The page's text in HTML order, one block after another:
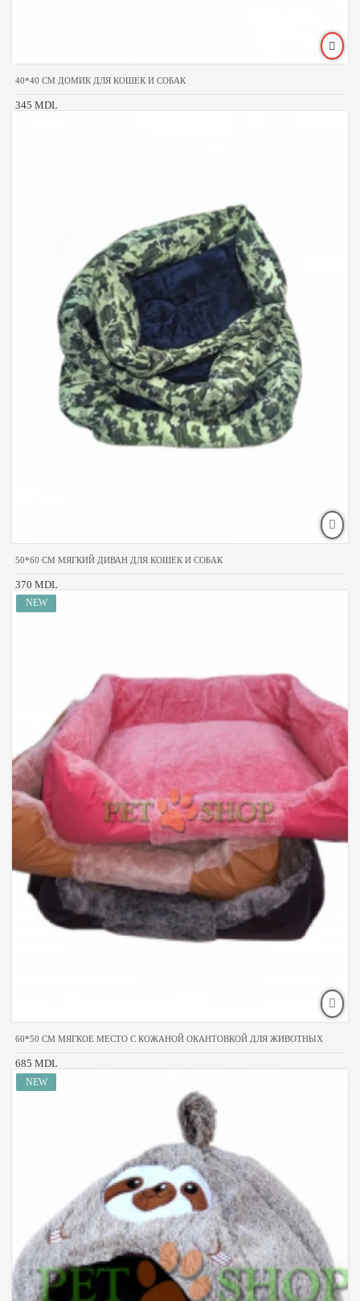
40*40 CM ДОМИК ДЛЯ КОШЕК И СОБАК
345 MDL
50*60 CM МЯГКИЙ ДИВАН ДЛЯ КОШЕК И СОБАК
370 MDL
60*50 CM МЯГКОЕ МЕСТО С КОЖАНОЙ ОКАНТОВКОЙ ДЛЯ ЖИВОТНЫХ
685 MDL